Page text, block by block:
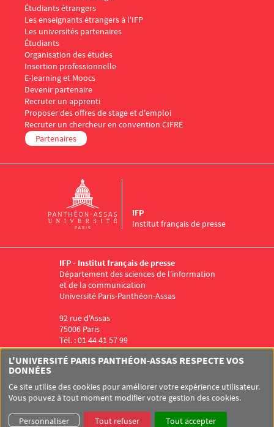
Étudiants étrangers
Les enseignants étrangers à l'IFP
Les universités partenaires
Menu Footer IFP 4
Étudiants
Organisation des études
Insertion professionnelle
E-learning et Moocs
Menu Footer IFP 5
Devenir partenaire
Recruter un apprenti
Proposer des offres de stage et d'emploi
Recruter un chercheur en convention CIFRE
Partenaires
Institut français de presse
IFP
IFP - Institut français de presse
Département des sciences de l'information
et de la communication
Université Paris-Panthéon-Assas
92 rue d'Assas
75006 Paris
Tél. : 01 44 41 57 99
Menu RS IFP
UNIVERSITÉ PARIS-PANTHÉON-ASSAS SITEMAP
GLOSSAIRE
L'UNIVERSITÉ PARIS PANTHÉON-ASSAS RESPECTE VOS
DONNÉES
Ce site utilise des cookies pour améliorer votre expérience utilisateur.
Vous pouvez à tout moment modifier votre gestion des cookies.
Personnaliser Tout refuser Tout accepter